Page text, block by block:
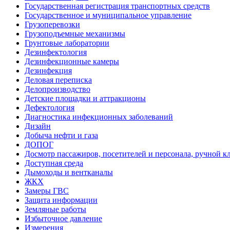
Государственная регистрация транспортных средств
Государственное и муниципальное управление
Грузоперевозки
Грузоподъемные механизмы
Грунтовые лаборатории
Дезинфектология
Дезинфекционные камеры
Дезинфекция
Деловая переписка
Делопроизводство
Детские площадки и аттракционы
Дефектология
Диагностика инфекционных заболеваний
Дизайн
Добыча нефти и газа
ДОПОГ
Досмотр пассажиров, посетителей и персонала, ручной
Доступная среда
Дымоходы и вентканалы
ЖКХ
Замеры ГВС
Защита информации
Земляные работы
Избыточное давление
Измерения